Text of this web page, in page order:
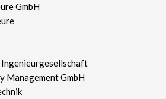
GmbH
Management GmbH